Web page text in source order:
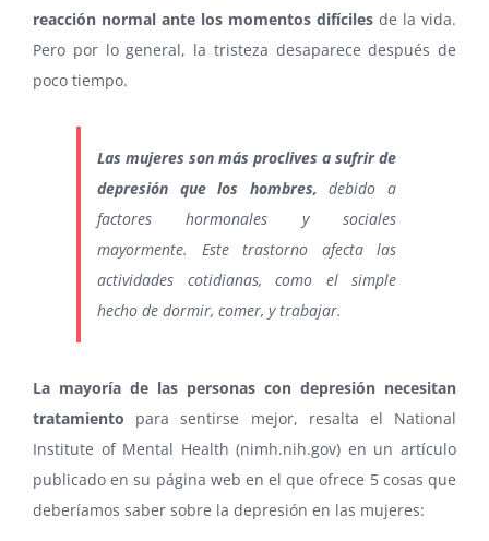
reacción normal ante los momentos difíciles de la vida.
Pero por lo general, la tristeza desaparece después de
poco tiempo.
Las mujeres son más proclives a sufrir de
depresión que los hombres, debido a
factores hormonales y sociales
mayormente. Este trastorno afecta las
actividades cotidianas, como el simple
hecho de dormir, comer, y trabajar.
La mayoría de las personas con depresión necesitan
tratamiento para sentirse mejor, resalta el National
Institute of Mental Health (nimh.nih.gov) en un artículo
publicado en su página web en el que ofrece 5 cosas que
deberíamos saber sobre la depresión en las mujeres: